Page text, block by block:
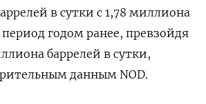
в сутки с 1,78 миллиона
годом ранее, превзойдя
баррелей в сутки,
данным NOD.